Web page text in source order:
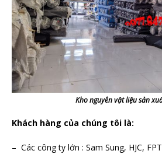
Kho nguyên vật liệu sản
Khách hàng của chúng tôi là:
– Các công ty lớn : Sam Sung, HJC,